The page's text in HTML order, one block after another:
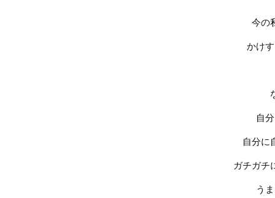
今の
かけ
自
自分に
ガチガチ
う